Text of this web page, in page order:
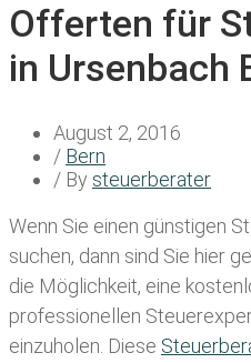
Offerten für
in Ursenbach
August 2, 2016
/ Bern
/ By steuerberater
Wenn Sie einen günstigen
suchen, dann sind Sie hier
die Möglichkeit, eine
professionellen
einzuholen. Diese